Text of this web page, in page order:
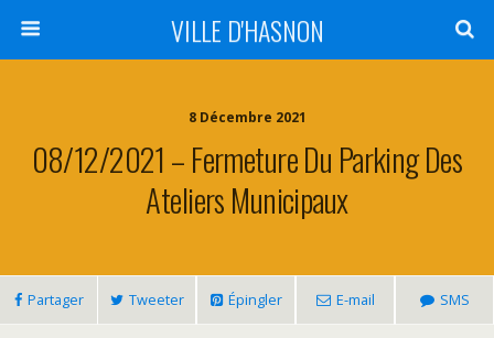
VILLE D'HASNON
8 Décembre 2021
08/12/2021 – Fermeture Du Parking Des
Ateliers Municipaux
Partager Tweeter Épingler E-mail SMS